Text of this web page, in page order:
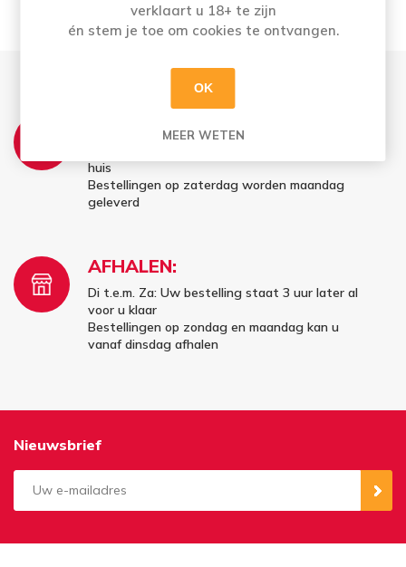
huis
Bestellingen op zaterdag worden maandag
geleverd
AFHALEN:
Di t.e.m. Za: Uw bestelling staat 3 uur later al
voor u klaar
Bestellingen op zondag en maandag kan u
vanaf dinsdag afhalen
Nieuwsbrief
verklaart u 18+ te zijn
én stem je toe om cookies te ontvangen.
OK
MEER WETEN